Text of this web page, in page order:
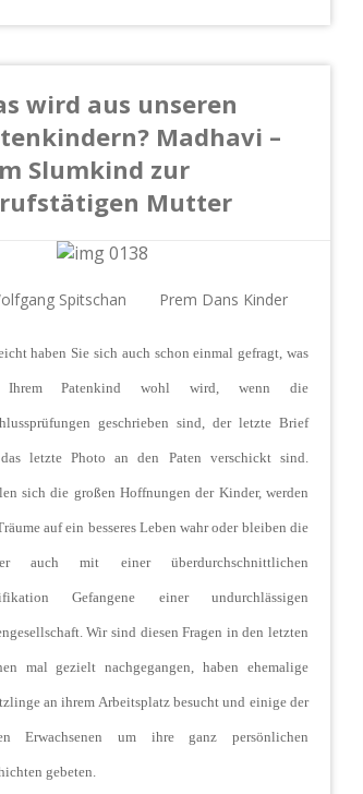
wird aus unseren
Madhavi –
Slumkind zur
Mutter
Spitschan Prem Dans Kinder
haben Sie sich auch schon einmal gefragt, was
Ihrem Patenkind wohl wird, wenn die
geschrieben sind, der letzte Brief
letzte Photo an den Paten verschickt sind.
sich die großen Hoffnungen der Kinder, werden
auf ein besseres Leben wahr oder bleiben die
auch mit einer überdurchschnittlichen
Gefangene einer undurchlässigen
Wir sind diesen Fragen in den letzten
mal gezielt nachgegangen, haben ehemalige
an ihrem Arbeitsplatz besucht und einige der
Erwachsenen um ihre ganz persönlichen
gebeten.